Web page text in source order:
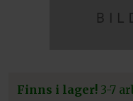
Finns i lager! 3-7